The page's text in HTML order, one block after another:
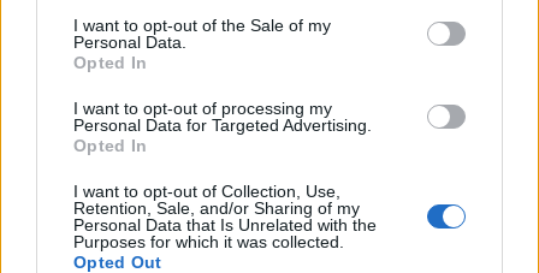
I want to opt-out of the Sale of my
Personal Data.
Opted In
I want to opt-out of processing my
Personal Data for Targeted Advertising.
Opted In
I want to opt-out of Collection, Use,
Retention, Sale, and/or Sharing of my
Personal Data that Is Unrelated with the
Purposes for which it was collected.
Opted Out